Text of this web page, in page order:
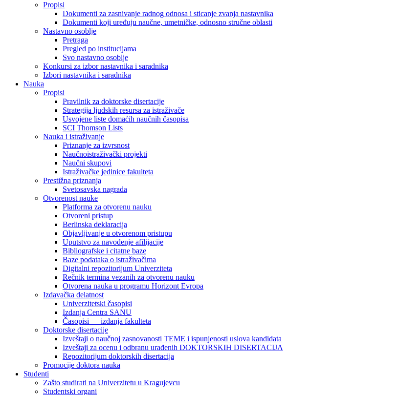
Propisi
Dokumenti za zasnivanje radnog odnosa i sticanje zvanja nastavnika
Dokumenti koji uređuju naučne, umetničke, odnosno stručne oblasti
Nastavno osoblje
Pretraga
Pregled po institucijama
Svo nastavno osoblje
Konkursi za izbor nastavnika i saradnika
Izbori nastavnika i saradnika
Nauka
Propisi
Pravilnik za doktorske disertacije
Strategija ljudskih resursa za istraživače
Usvojene liste domaćih naučnih časopisa
SCI Thomson Lists
Nauka i istraživanje
Priznanje za izvrsnost
Naučnoistraživački projekti
Naučni skupovi
Istraživačke jedinice fakulteta
Prestižna priznanja
Svetosavska nagrada
Otvorenost nauke
Platforma za otvorenu nauku
Otvoreni pristup
Berlinska deklaracija
Objavljivanje u otvorenom pristupu
Uputstvo za navođenje afilijacije
Bibliografske i citatne baze
Baze podataka o istraživačima
Digitalni repozitorijum Univerziteta
Rečnik termina vezanih za otvorenu nauku
Otvorena nauka u programu Horizont Evropa
Izdavačka delatnost
Univerzitetski časopisi
Izdanja Centra SANU
Časopisi — izdanja fakulteta
Doktorske disertacije
Izveštaji o naučnoj zasnovanosti TEME i ispunjenosti uslova kandidata
Izveštaji za ocenu i odbranu urađenih DOKTORSKIH DISERTACIJA
Repozitorijum doktorskih disertacija
Promocije doktora nauka
Studenti
Zašto studirati na Univerzitetu u Kragujevcu
Studentski organi